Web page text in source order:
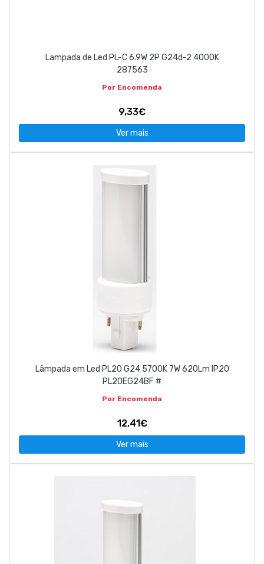
Lampada de Led PL-C 6.9W 2P G24d-2 4000K
287563
Por Encomenda
9,33€
Ver mais
Lâmpada em Led PL20 G24 5700K 7W 620Lm IP20
PL20EG24BF #
Por Encomenda
12,41€
Ver mais